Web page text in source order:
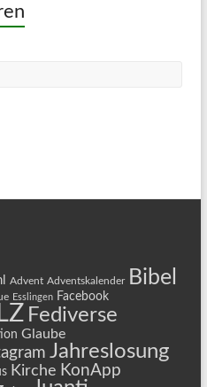
Advent Adventskalender Bibel
Esslingen Facebook
Fediverse
Glaube
Jahreslosung
Kirche KonApp